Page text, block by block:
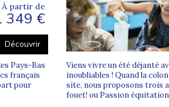
vacances d’hiver), et selon
cœur de la régionÎle-de-France.
depuis Paris est proposé afin
spécialement formés à
correspondant au prix des billets
À partir de
349 €
Découvrir
Pays-Bas
français
pour
Viens vivre un été déjanté
inoubliables ! Quand la
site, nous proposons trois
fouet! ou Passion équitation